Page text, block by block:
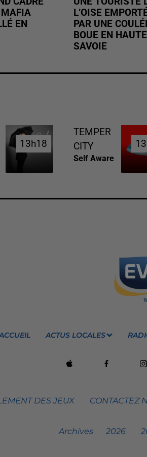
MAFIA
EN
L’OISE
PAR UNE
BOUE EN
SAVOIE
13h18
13h18
TEMPER
CITY
Self Aware
ACTUS LOCALES
DES JEUX CONTACTEZ
Archives 2026